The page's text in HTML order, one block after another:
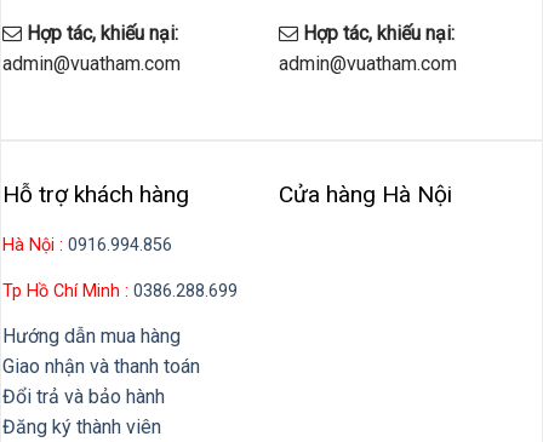
Hợp tác, khiếu nại:
admin@vuatham.com
Hợp tác, khiếu nại:
admin@vuatham.com
Hỗ trợ khách hàng
Hà Nội : 0916.994.856
Tp Hồ Chí Minh : 0386.288.699
Hướng dẫn mua hàng
Giao nhận và thanh toán
Đổi trả và bảo hành
Đăng ký thành viên
Cửa hàng Hà Nội